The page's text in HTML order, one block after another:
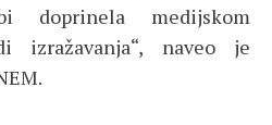
doprinela medijskom
izražavanja“, naveo je